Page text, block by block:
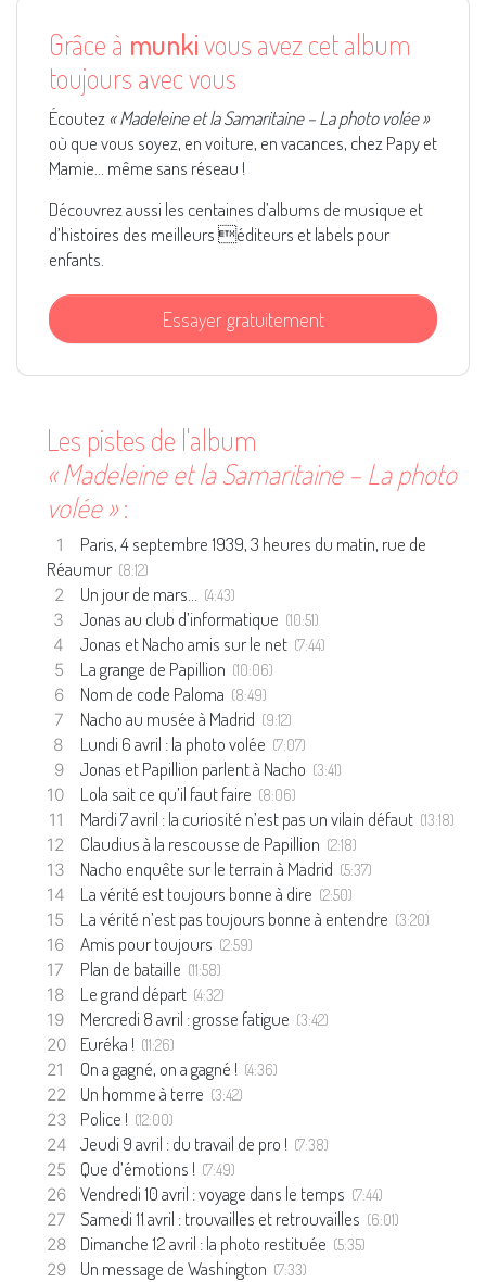
Grâce à munkivous avez cet album
toujours avec vous
Écoutez « Madeleine et la Samaritaine – La photo volée »
où que vous soyez, en voiture, en vacances, chez Papy et
Mamie... même sans réseau !
Découvrez aussi les centaines d’albums de musique et
d’histoires des meilleurs éditeurs et labels pour
enfants.
Essayer gratuitement
Les pistes de l'album
« Madeleine et la Samaritaine – La photo
volée »:
Paris, 4 septembre 1939, 3 heures du matin, rue de
Réaumur (8:12)
Un jour de mars… (4:43)
Jonas au club d’informatique (10:51)
Jonas et Nacho amis sur le net (7:44)
La grange de Papillion (10:06)
Nom de code Paloma (8:49)
Nacho au musée à Madrid (9:12)
Lundi 6 avril : la photo volée (7:07)
Jonas et Papillion parlent à Nacho (3:41)
Lola sait ce qu’il faut faire (8:06)
Mardi 7 avril : la curiosité n’est pas un vilain défaut (13:18)
Claudius à la rescousse de Papillion (2:18)
Nacho enquête sur le terrain à Madrid (5:37)
La vérité est toujours bonne à dire (2:50)
La vérité n’est pas toujours bonne à entendre (3:20)
Amis pour toujours (2:59)
Plan de bataille (11:58)
Le grand départ (4:32)
Mercredi 8 avril : grosse fatigue (3:42)
Euréka ! (11:26)
On a gagné, on a gagné ! (4:36)
Un homme à terre (3:42)
Police ! (12:00)
Jeudi 9 avril : du travail de pro ! (7:38)
Que d’émotions ! (7:49)
Vendredi 10 avril : voyage dans le temps (7:44)
Samedi 11 avril : trouvailles et retrouvailles (6:01)
Dimanche 12 avril : la photo restituée (5:35)
Un message de Washington (7:33)